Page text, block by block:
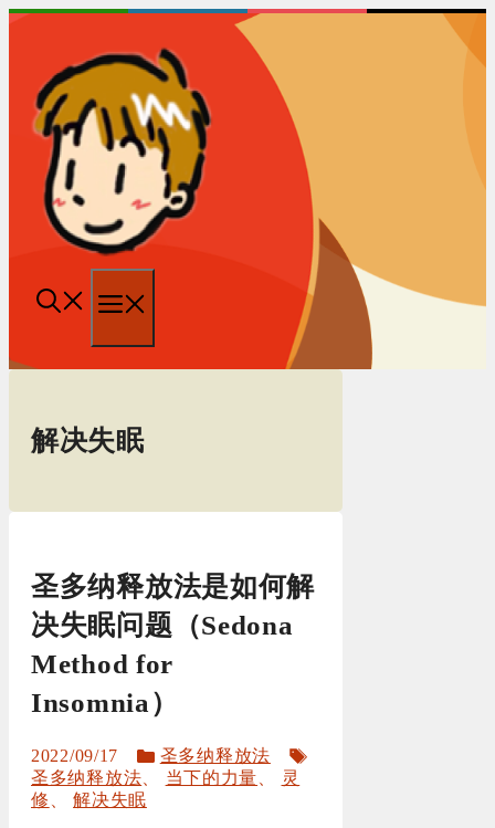
跳
单
解决失眠
圣多纳释放法是如何解
决失眠问题（Sedona
Method for
Insomnia）
2022/09/17
分
类
圣多纳释放法
圣多纳释放法 当下的力量
灵
修
、解决失眠